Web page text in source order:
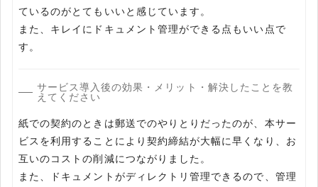
ているのがとてもいいと感じています。
また、キレイにドキュメント管理ができる点もいい点で
す。
サービス導入後の効果・メリット・解決したことを教
えてください
紙での契約のときは郵送でのやりとりだったのが、本サー
ビスを利用することにより契約締結が大幅に早くなり、お
互いのコストの削減につながりました。
また、ドキュメントがディレクトリ管理できるので、管理